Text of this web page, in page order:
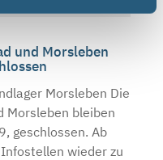
und Morsleben
Morsleben Die
Morsleben bleiben
geschlossen. Ab
wieder zu